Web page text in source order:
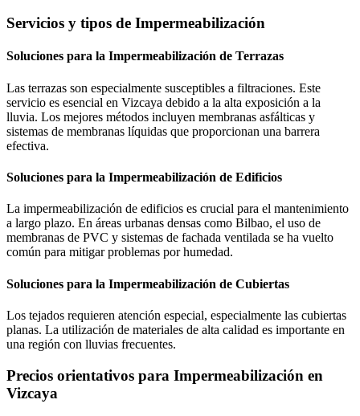
Servicios y tipos de Impermeabilización
Soluciones para la Impermeabilización de Terrazas
Las terrazas son especialmente susceptibles a filtraciones. Este
servicio es esencial en Vizcaya debido a la alta exposición a la
lluvia. Los mejores métodos incluyen membranas asfálticas y
sistemas de membranas líquidas que proporcionan una barrera
efectiva.
Soluciones para la Impermeabilización de Edificios
La impermeabilización de edificios es crucial para el mantenimiento
a largo plazo. En áreas urbanas densas como Bilbao, el uso de
membranas de PVC y sistemas de fachada ventilada se ha vuelto
común para mitigar problemas por humedad.
Soluciones para la Impermeabilización de Cubiertas
Los tejados requieren atención especial, especialmente las cubiertas
planas. La utilización de materiales de alta calidad es importante en
una región con lluvias frecuentes.
Precios orientativos para Impermeabilización en
Vizcaya